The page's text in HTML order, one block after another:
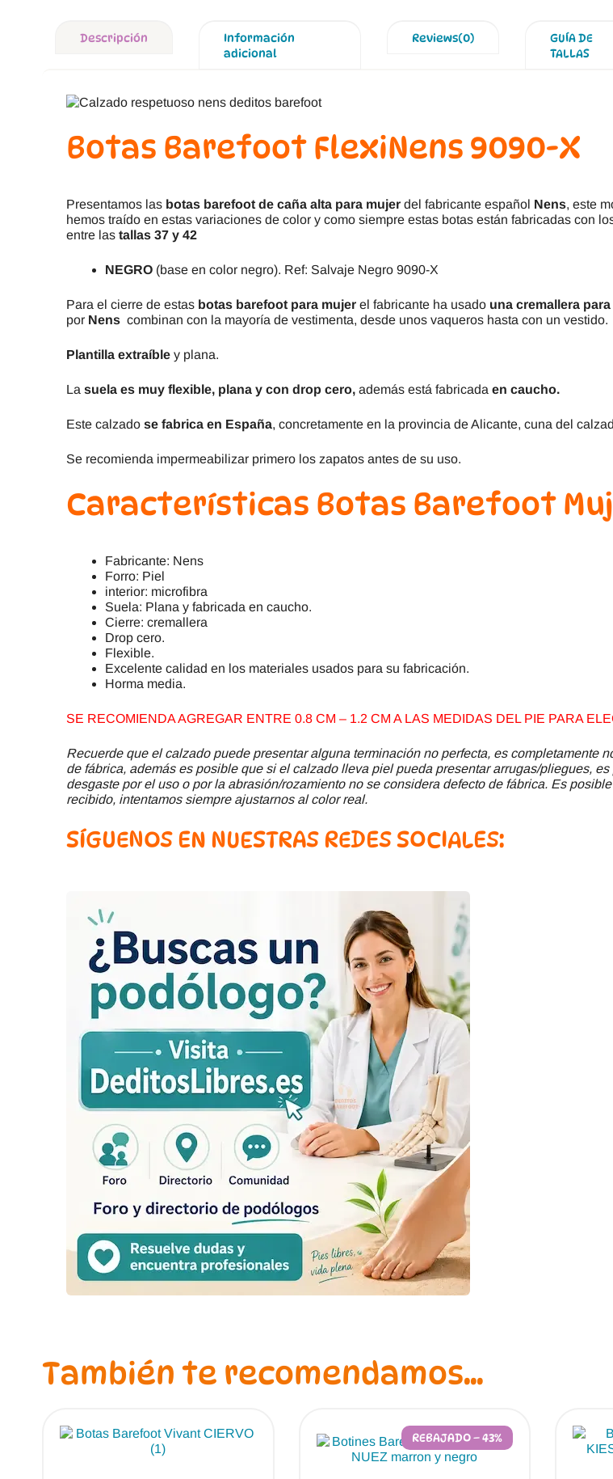
Descripción
Información
adicional
Reviews(0)
GUÍA DE
TALLAS
Botas Barefoot FlexiNens 9090-X
Presentamos las botas barefoot de caña alta para mujer del fabricante español Nens, este
hemos traído en estas variaciones de color y como siempre estas botas están fabricadas con
entre las tallas 37 y 42
NEGRO (base en color negro). Ref: Salvaje Negro 9090-X
Para el cierre de estas botas barefoot para mujer el fabricante ha usado una cremallera
por Nens combinan con la mayoría de vestimenta, desde unos vaqueros hasta con un vestido.
Plantilla extraíble y plana.
La suela es muy flexible, plana y con drop cero, además está fabricada en caucho.
Este calzado se fabrica en España, concretamente en la provincia de Alicante, cuna del
Se recomienda impermeabilizar primero los zapatos antes de su uso.
Características Botas Barefoot
Fabricante: Nens
Forro: Piel
interior: microfibra
Suela: Plana y fabricada en caucho.
Cierre: cremallera
Drop cero.
Flexible.
Excelente calidad en los materiales usados para su fabricación.
Horma media.
SE RECOMIENDA AGREGAR ENTRE 0.8 CM – 1.2 CM A LAS MEDIDAS DEL PIE PARA
Recuerde que el calzado puede presentar alguna terminación no perfecta, es completamente
de fábrica, además es posible que si el calzado lleva piel pueda presentar arrugas/pliegues,
desgaste por el uso o por la abrasión/rozamiento no se considera defecto de fábrica. Es
recibido, intentamos siempre ajustarnos al color real.
SÍGUENOS EN NUESTRAS REDES SOCIALES:
También te recomendamos…
REBAJADO – 43%